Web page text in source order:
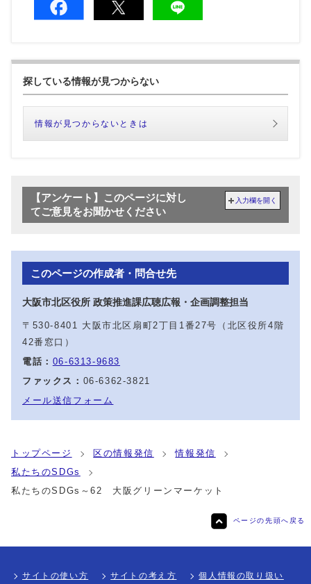
探している情報が見つからない
情報が見つからないときは
【アンケート】このページに対し
てご意見をお聞かせください
入力欄を開く
このページの作成者・問合せ先
大阪市北区役所 政策推進課広聴広報・企画調整担当
〒530-8401 大阪市北区扇町2丁目1番27号（北区役所4階
42番窓口）
電話： 06-6313-9683
ファックス： 06-6362-3821
メール送信フォーム
トップページ 区の情報発信
情報発信
私たちのSDGs
私たちのSDGs～62 大阪グリーンマーケット
ページの先頭へ戻る
サイトの使い方 サイトの考え方 個人情報の取り扱い